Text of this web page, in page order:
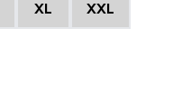
XL XXL